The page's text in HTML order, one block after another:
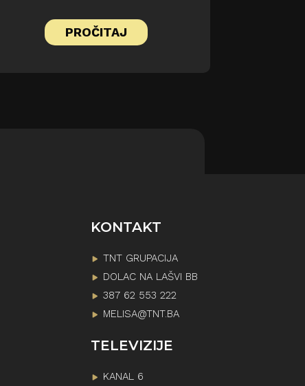
PROČITAJ
KONTAKT
TNT GRUPACIJA
DOLAC NA LAŠVI BB
387 62 553 222
MELISA@TNT.BA
TELEVIZIJE
KANAL 6